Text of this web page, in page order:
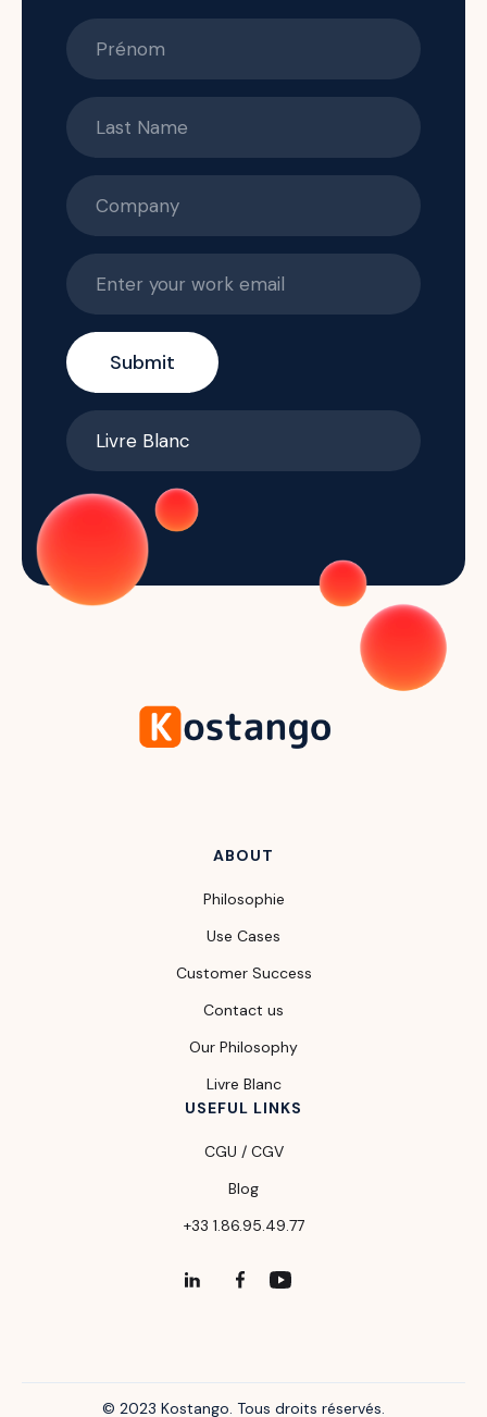
ABOUT
Philosophie
Use Cases
Customer Success
Contact us
Our Philosophy
Livre Blanc
USEFUL LINKS
CGU / CGV
Blog
+33 1.86.95.49.77
© 2023 Kostango. Tous droits réservés.